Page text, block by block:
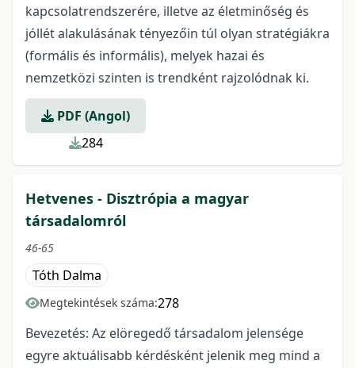
kapcsolatrendszerére, illetve az életminőség és
jóllét alakulásának tényezőin túl olyan stratégiákra
(formális és informális), melyek hazai és
nemzetközi szinten is trendként rajzolódnak ki.
PDF (Angol)
284
Hetvenes - Disztrópia a magyar
társadalomról
46-65
Tóth Dalma
Megtekintések száma:278
Bevezetés: Az elöregedő társadalom jelensége
egyre aktuálisabb kérdésként jelenik meg mind a